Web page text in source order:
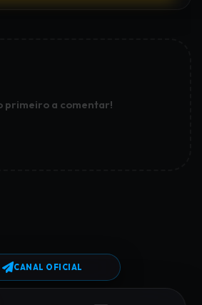
primeiro a comentar!
CANAL OFICIAL